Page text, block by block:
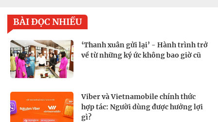
BÀI ĐỌC NHIỀU
‘Thanh xuân gửi lại’ - Hành trình trở
về từ những ký ức không bao giờ cũ
Viber và Vietnamobile chính thức
hợp tác: Người dùng được hưởng lợi
gì?